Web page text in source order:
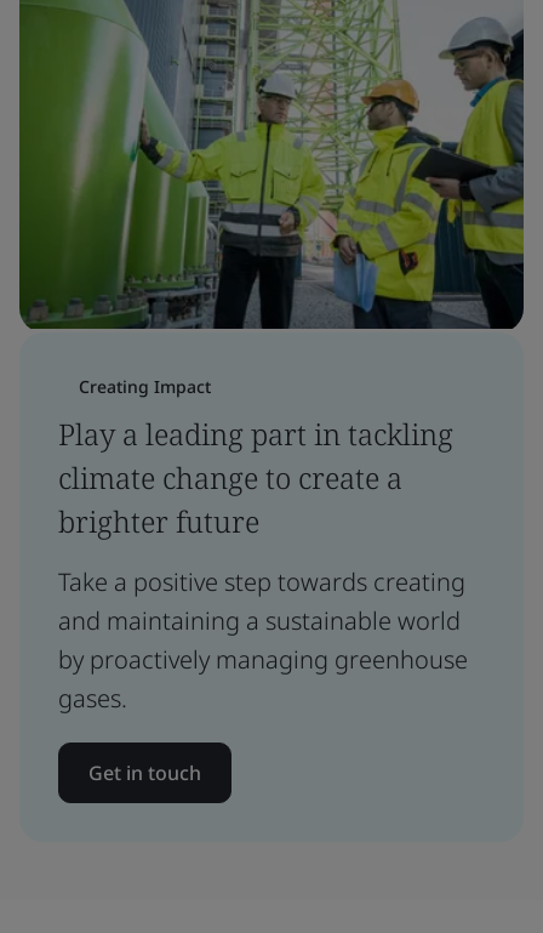
Creating Impact
Play a leading part in tackling
climate change to create a
brighter future
Take a positive step towards creating
and maintaining a sustainable world
by proactively managing greenhouse
gases.
Get in touch